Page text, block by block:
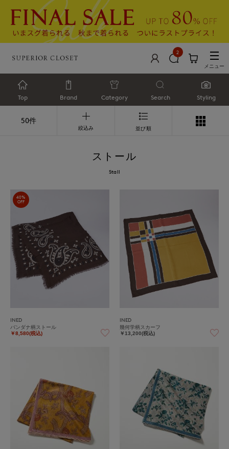
2
メニュー
Top Brand Category Search Styling
50件
絞込み 並び順
ストール
Stall
40%
OFF
INED
バンダナ柄ストール
￥8,580(税込)
INED
幾何学柄スカーフ
￥13,200(税込)